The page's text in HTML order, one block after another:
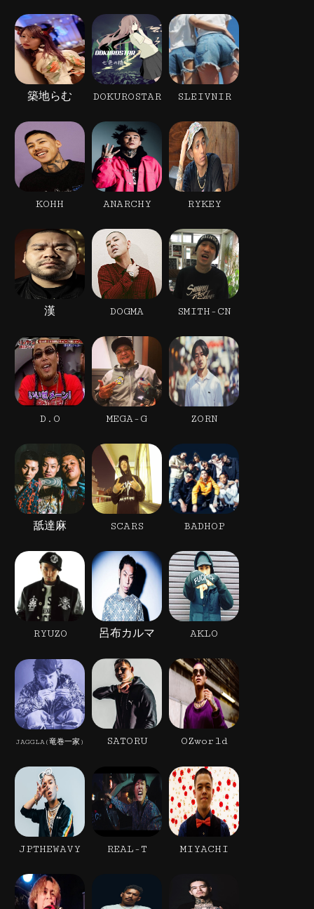
築地らむ DOKUROSTAR SLEIVNIR
KOHH ANARCHY RYKEY
漢 DOGMA SMITH-CN
D.O MEGA-G ZORN
舐達麻 SCARS BADHOP
RYUZO 呂布カルマ AKLO
JAGGLA(竜巻一家) SATORU OZworld
JPTHEWAVY REAL-T MIYACHI